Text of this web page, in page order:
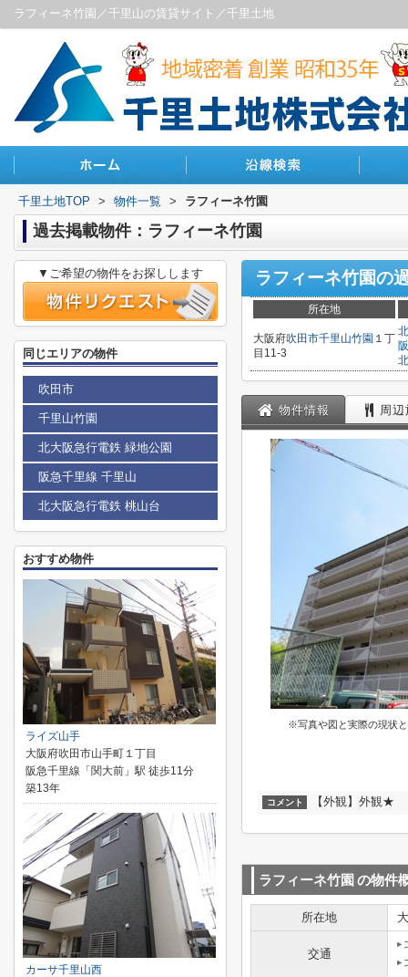
ラフィーネ竹園／千里山の賃貸サイト／千里土地
千里土地TOP > 物件一覧 > ラフィーネ竹園
過去掲載物件：ラフィーネ竹園
ラフィーネ竹園の
所在地
大阪府吹田市千里山竹園 １丁
目11-3
物件情報 周
※写真や図と実際の現状
コメント 【外観】外観★
ラフィーネ竹園 の物件
所在地
交通
▼ご希望の物件をお探しします
同じエリアの物件
吹田市
千里山竹園
北大阪急行電鉄 緑地公園
阪急千里線 千里山
北大阪急行電鉄 桃山台
おすすめ物件
ライズ山手
大阪府吹田市山手町１丁目
阪急千里線「関大前」駅 徒歩11分
築13年
カーサ千里山西